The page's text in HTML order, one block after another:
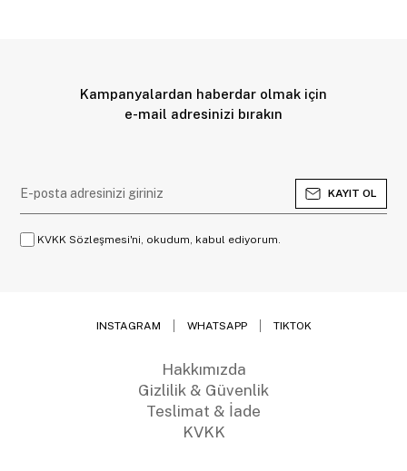
Kampanyalardan haberdar olmak için
e-mail adresinizi bırakın
KAYIT OL
KVKK Sözleşmesi'ni, okudum, kabul ediyorum.
INSTAGRAM WHATSAPP TIKTOK
Hakkımızda
Gizlilik & Güvenlik
Teslimat & İade
KVKK